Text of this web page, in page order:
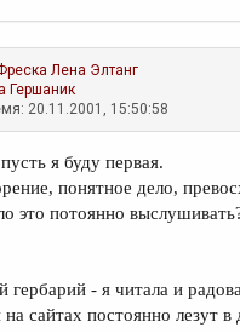
Лена Элтанг
Гершаник
20.11.2001, 15:50:58
я буду первая.
понятное дело,
это потоянно
гербарий - я читала и
на сайтах постоянно лезут в